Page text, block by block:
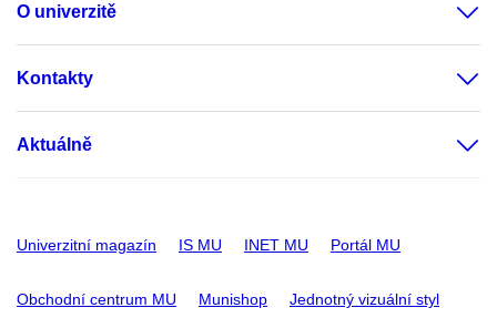
O univerzitě
Kontakty
Aktuálně
Univerzitní magazín IS MU INET MU Portál MU
Obchodní centrum MU Munishop Jednotný vizuální styl